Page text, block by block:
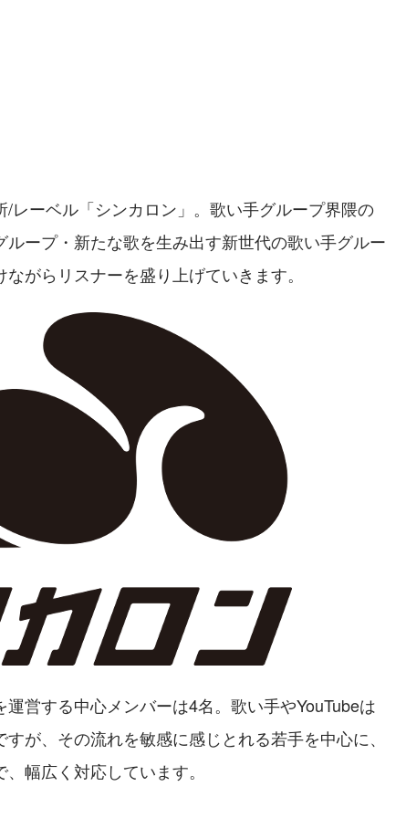
レーベル「シンカロン」。歌い手グループ界隈の
ープ・新たな歌を生み出す新世代の歌い手グルー
がらリスナーを盛り上げていきます。
営する中心メンバーは4名。歌い手やYouTubeは
が、その流れを敏感に感じとれる若手を中心に、
幅広く対応しています。